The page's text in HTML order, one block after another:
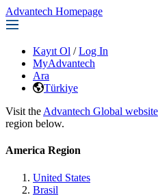
Advantech Homepage
Kayıt Ol / Log In
MyAdvantech
Ara
Türkiye
Visit the Advantech Global website
region below.
America Region
United States
Brasil